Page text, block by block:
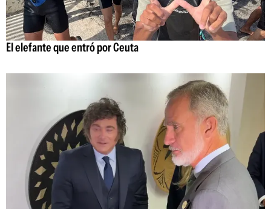
El elefante que entró por Ceuta